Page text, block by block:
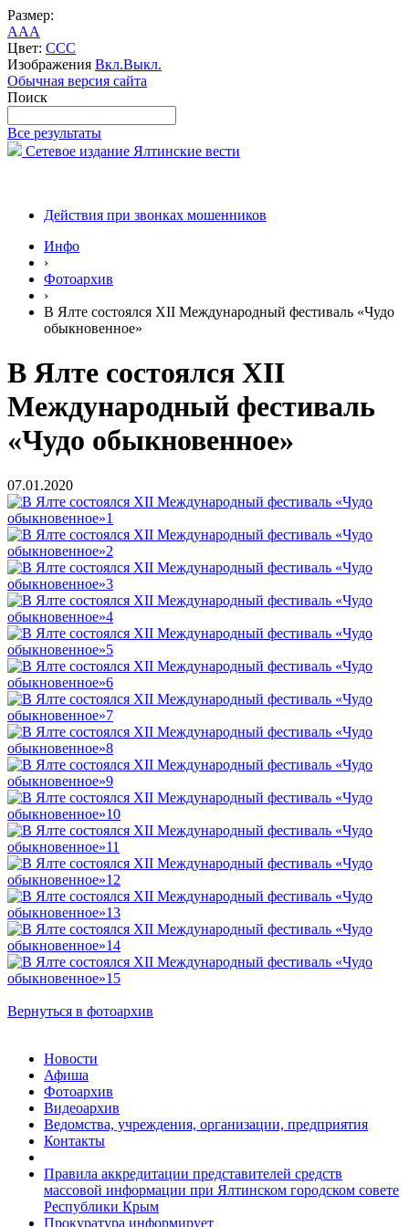
Размер:
AAA
Цвет: CCC
Изображения Вкл.Выкл.
Обычная версия сайта
Поиск
Все результаты
Сетевое издание Ялтинские вести
Действия при звонках мошенников
Инфо
›
Фотоархив
›
В Ялте состоялся ХII Международный фестиваль «Чудо
обыкновенное»
В Ялте состоялся ХII
Международный фестиваль
«Чудо обыкновенное»
07.01.2020
Вернуться в фотоархив
Новости
Афиша
Фотоархив
Видеоархив
Ведомства, учреждения, организации, предприятия
Контакты
Правила аккредитации представителей средств
массовой информации при Ялтинском городском совете
Республики Крым
Прокуратура информирует